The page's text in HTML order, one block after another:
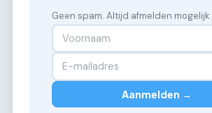
Geen spam. Altijd afmelden mogelijk.
Aanmelden →